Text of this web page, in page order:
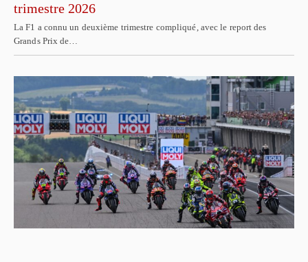
trimestre 2026
La F1 a connu un deuxième trimestre compliqué, avec le report des
Grands Prix de…